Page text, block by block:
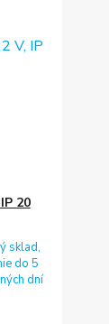
20
sklad,
do 5
dní